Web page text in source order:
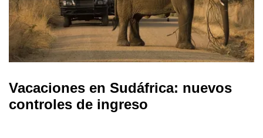
Vacaciones en Sudáfrica: nuevos
controles de ingreso